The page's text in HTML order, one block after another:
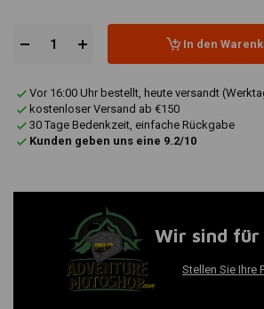
In den
Vor 16:00 Uhr bestellt, heute versandt
kostenloser Versand ab €150
30 Tage Bedenkzeit, einfache Rückgabe
Kunden geben uns eine 9.2/10
Wir sind für
Stellen Sie Ihre